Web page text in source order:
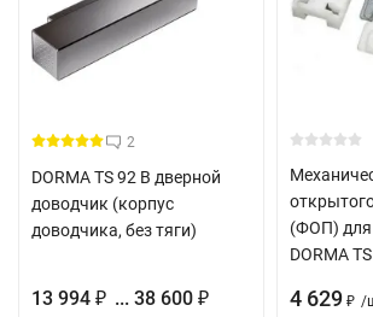
2.на полотно двери с противоположной
2
DORMA TS 92 B дверной
доводчик (корпус
доводчика, без тяги)
13 994 ₽ ... 38 600 ₽
(ФОП) для
DORMA
4 629 ₽ /